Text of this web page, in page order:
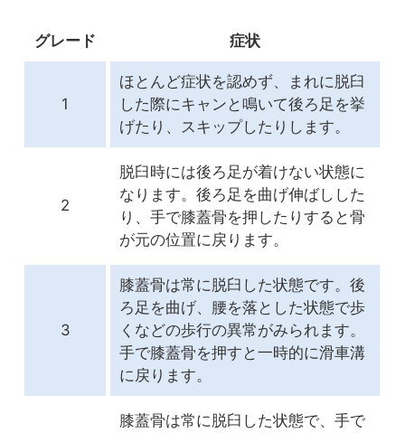
グレード 症状
1
ほとんど症状を認めず、まれに脱臼
した際にキャンと鳴いて後ろ足を挙
げたり、スキップしたりします。
2
脱臼時には後ろ足が着けない状態に
なります。後ろ足を曲げ伸ばしした
り、手で膝蓋骨を押したりすると骨
が元の位置に戻ります。
3
膝蓋骨は常に脱臼した状態です。後
ろ足を曲げ、腰を落とした状態で歩
くなどの歩行の異常がみられます。
手で膝蓋骨を押すと一時的に滑車溝
に戻ります。
膝蓋骨は常に脱臼した状態で、手で